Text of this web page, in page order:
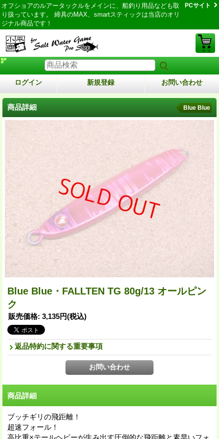
オフショアのルアータックルをメインに、船釣り用品なども取
り扱っています。 締具のMAX、smartスティックは当店のオリ
ジナル商品です！
PCサイト
ログイン 新規登録 お問い合わせ
商品詳細 Blue Blue
Blue Blue・FALLTEN TG 80g/13 オールピン
ク
販売価格: 3,135円(税込)
返品特約に関する重要事項
商品詳細
ブッチギリの飛距離！
超速フォール！
高比重×テールヘビーが生み出す圧倒的な飛距離と素早いフォ